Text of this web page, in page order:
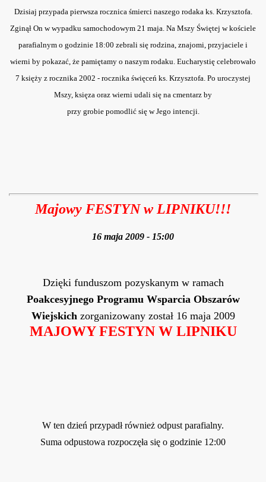
Dzisiaj przypada pierwsza rocznica śmierci naszego rodaka ks. Krzysztofa.
Zginął On w wypadku samochodowym 21 maja. Na Mszy Świętej w kościele
parafialnym o godzinie 18:00 zebrali się rodzina, znajomi, przyjaciele i
wierni by pokazać, że pamiętamy o naszym rodaku. Eucharystię celebrowało
7 księży z rocznika 2002 - rocznika święceń ks. Krzysztofa. Po uroczystej
Mszy, księza oraz wierni udali się na cmentarz by
przy grobie pomodlić się w Jego intencji.
Majowy FESTYN w LIPNIKU!!!
16 maja 2009 - 15:00
Dzięki funduszom pozyskanym w ramach
Poakcesyjnego Programu Wsparcia Obszarów
Wiejskichzorganizowany został 16 maja 2009
MAJOWY FESTYN W LIPNIKU
W ten dzień przypadł również odpust parafialny.
Suma odpustowa rozpoczęła się o godzinie 12:00